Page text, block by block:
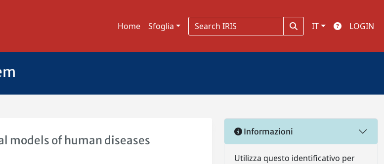
Home Sfoglia IT LOGIN
models of human diseases
Informazioni
Utilizza questo identificativo per